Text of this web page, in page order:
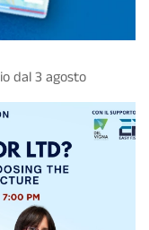
dal 3 agosto